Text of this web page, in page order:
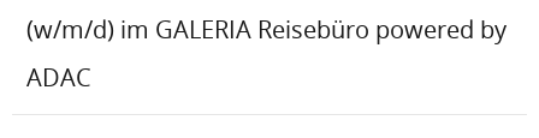
(w/m/d) im GALERIA Reisebüro powered by
ADAC